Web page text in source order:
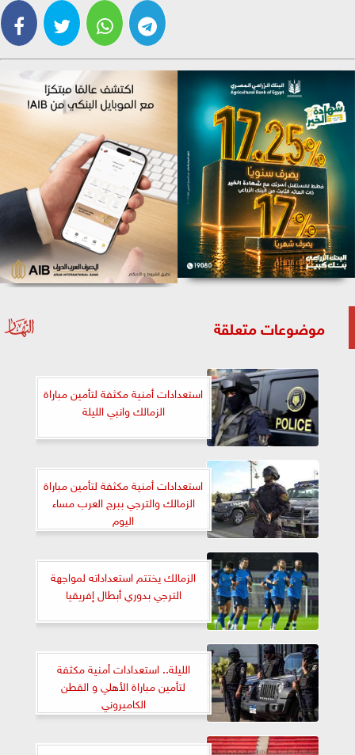
موضوعات متعلقة
استعدادات أمنية مكثفة لتأمين مباراة
الزمالك وانبي الليلة
استعدادات أمنية مكثفة لتأمين مباراة
الزمالك والترجي ببرج العرب مساء
اليوم
الزمالك يختتم استعداداته لمواجهة
الترجي بدوري أبطال إفريقيا
الليلة.. استعدادات أمنية مكثفة
لتأمين مباراة الأهلي و القطن
الكاميروني